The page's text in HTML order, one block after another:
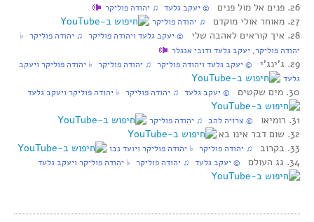
26. פנים אל מול פנים ‏ © יעקב גלעד‏ ♫ יהודה פוליקר
27. מאוחר אולי מוקדם ‏ ♫ יהודה פוליקר
28. איך קוראים לאהבה שלי
‏ © יעקב גלעד ויהודה פוליקר‏ ♫ יהודה פוליקר‏ ♭
יהודה פוליקר, יעקב גלעד ודובי אנגלר
29. ג’ינג’י
‏ © יעקב גלעד ויהודה פוליקר‏ ♫ יהודה פוליקר‏ ♭ יהודה פוליקר ויעקב
גלעד
30. מים שקטים ‏ © יעקב גלעד‏ ♫ יהודה פוליקר‏ ♭ יהודה פוליקר ויעקב גלעד
31. רומיאו ‏ © צרויה להב‏ ♫ יהודה פוליקר
32. שום דבר אינו בא
33. בקרוב
‏ ♫ יהודה פוליקר‏ ♭ יהודה פוליקר ויועד נבו
34. גג העולם ‏ © יעקב גלעד‏ ♫ יהודה פוליקר‏ ♭ יהודה פוליקר ויעקב גלעד